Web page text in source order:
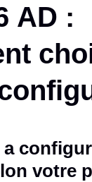
AD :
votre